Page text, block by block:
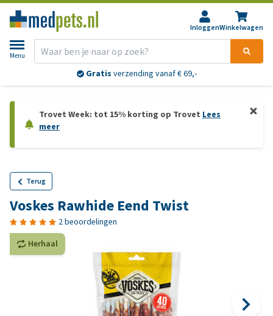
InloggenWinkelwagen
Menu
Gratis verzending vanaf € 69,-
Trovet Week: tot 15% korting op Trovet Lees
meer
Terug
Voskes Rawhide Eend Twist
2 beoordelingen
Herhaal